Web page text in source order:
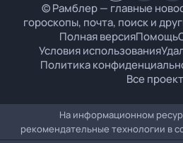
© Рамблер — главные
гороскопы, почта, поиск и
Полная версияПомощь
Условия использования
Политика
Все
На информационном
рекомендательные технологии в